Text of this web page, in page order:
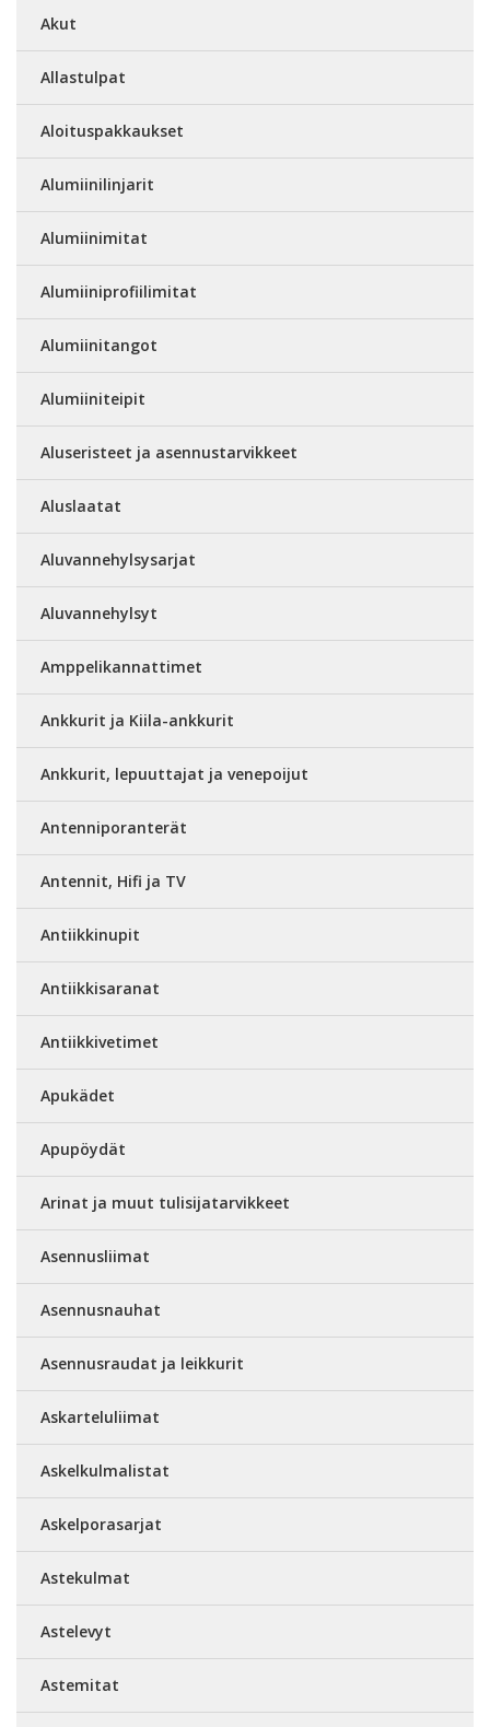
Akut
Allastulpat
Aloituspakkaukset
Alumiinilinjarit
Alumiinimitat
Alumiiniprofiilimitat
Alumiinitangot
Alumiiniteipit
Aluseristeet ja asennustarvikkeet
Aluslaatat
Aluvannehylsysarjat
Aluvannehylsyt
Amppelikannattimet
Ankkurit ja Kiila-ankkurit
Ankkurit, lepuuttajat ja venepoijut
Antenniporanterät
Antennit, Hifi ja TV
Antiikkinupit
Antiikkisaranat
Antiikkivetimet
Apukädet
Apupöydät
Arinat ja muut tulisijatarvikkeet
Asennusliimat
Asennusnauhat
Asennusraudat ja leikkurit
Askarteluliimat
Askelkulmalistat
Askelporasarjat
Astekulmat
Astelevyt
Astemitat